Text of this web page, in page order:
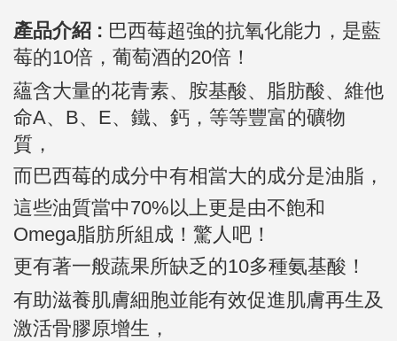
產品介紹 : 巴西莓超強的抗氧化能力，是藍
莓的10倍 ， 葡萄酒的20倍！
蘊含大量的花青素、胺基酸、 脂肪酸、維他
命A、 B、 E、鐵、鈣，等等豐富的礦物
質 ，
而巴西莓的成分中有相當大的成分是油脂 ，
這些油質當中70%以上更是由不飽和
Omega脂肪所組成！驚人吧！
更有著一般蔬果所缺乏的10多種氨基酸！
有助滋養肌膚細胞並能有效促進肌膚再生及
激活骨膠原增生，